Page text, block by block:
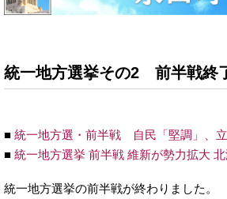
統一地方選挙その2 前半戦終
■ 統一地方選・前半戦 自民「堅調」、立
■ 統一地方選挙 前半戦 維新が勢力拡大
統一地方選挙の前半戦が終わりました。